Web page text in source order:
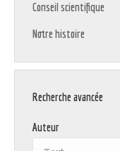
Conseil scientifique
Notre histoire
Recherche avancée
Auteur